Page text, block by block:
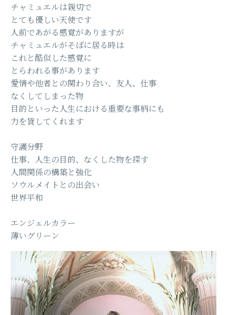
チャミュエルは親切で
とても優しい天使です
人前であがる感覚がありますが
チャミュエルがそばに居る時は
これと酷似した感覚に
とらわれる事があります
愛情や他者との関わり合い、友人、仕事
なくしてしまった物
目的といった人生における重要な事柄にも
力を貸してくれます
守護分野
仕事、人生の目的、なくした物を探す
人間関係の構築と強化
ソウルメイトとの出会い
世界平和
エンジェルカラー
薄いグリーン